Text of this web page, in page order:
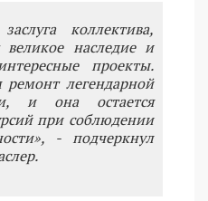
коллектива,
великое наследие и
проекты.
легендарной
и она остается
при соблюдении
- подчеркнул